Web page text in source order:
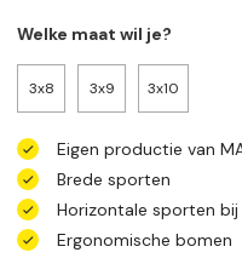
Welke maat wil je?
3x8 3x9 3x10
Eigen productie van
Brede sporten
Horizontale sporten
Ergonomische bomen